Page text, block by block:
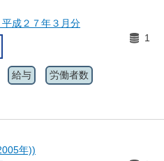
成２７年３月分
1
給与 労働者数
年))